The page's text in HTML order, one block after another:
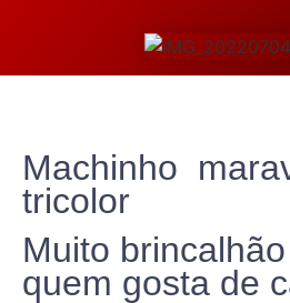
Machinho
tricolor
Muito
quem gosta de